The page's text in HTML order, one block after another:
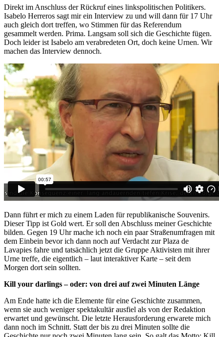
Direkt im Anschluss der Rückruf eines linkspolitischen Politikers.
Isabelo Herreros sagt mir ein Interview zu und will dann für 17 Uhr
auch gleich dort treffen, wo Stimmen für das Referendum
gesammelt werden. Prima. Langsam soll sich die Geschichte fügen.
Doch leider ist Isabelo am verabredeten Ort, doch keine Urnen. Wir
machen das Interview dennoch.
Dann führt er mich zu einem Laden für republikanische Souvenirs.
Dieser Tipp ist Gold wert. Er soll den Abschluss meiner Geschichte
bilden. Gegen 19 Uhr mache ich noch ein paar Straßenumfragen mit
dem Einbein bevor ich dann noch auf Verdacht zur Plaza de
Lavapies fahre und tatsächlich jetzt die Gruppe Aktivisten mit ihrer
Urne treffe, die eigentlich – laut interaktiver Karte – seit dem
Morgen dort sein sollten.
Kill your darlings – oder: von drei auf zwei Minuten Länge
Am Ende hatte ich die Elemente für eine Geschichte zusammen,
wenn sie auch weniger spektakultär ausfiel als von der Redaktion
erwartet und gewünscht. Die letzte Herausforderung erwarete mich
dann noch im Schnitt. Statt der bis zu drei Minuten sollte die